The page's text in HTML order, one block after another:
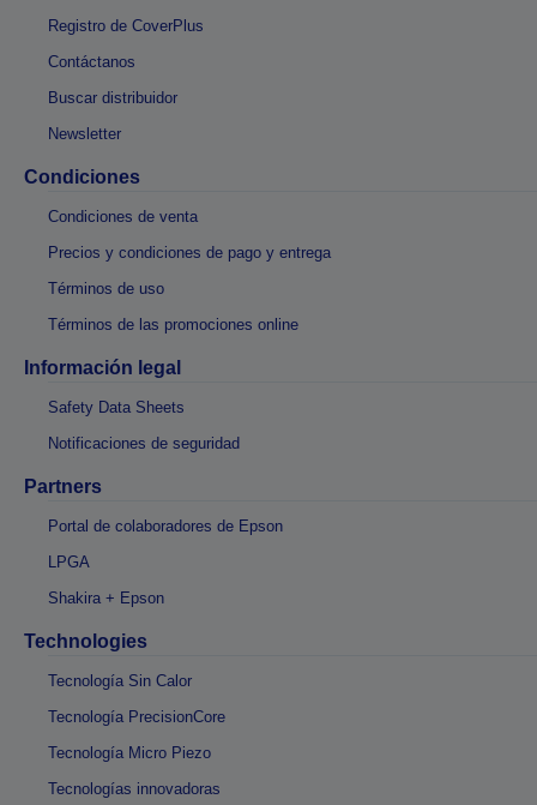
Registro de CoverPlus
Contáctanos
Buscar distribuidor
Newsletter
Condiciones
Condiciones de venta
Precios y condiciones de pago y entrega
Términos de uso
Términos de las promociones online
Información legal
Safety Data Sheets
Notificaciones de seguridad
Partners
Portal de colaboradores de Epson
LPGA
Shakira + Epson
Technologies
Tecnología Sin Calor
Tecnología PrecisionCore
Tecnología Micro Piezo
Tecnologías innovadoras